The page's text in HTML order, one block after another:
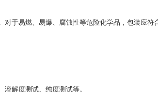
于易燃、易爆、腐蚀性等危险化学品，包装应符
解度测试、纯度测试等。